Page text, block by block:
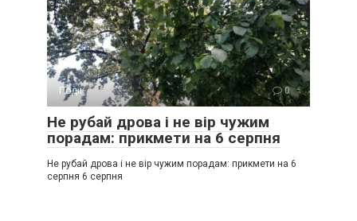
Події 0
Не рубай дрова і не вір чужим
порадам: прикмети на 6 серпня
Не рубай дрова і не вір чужим порадам: прикмети на 6
серпня 6 серпня